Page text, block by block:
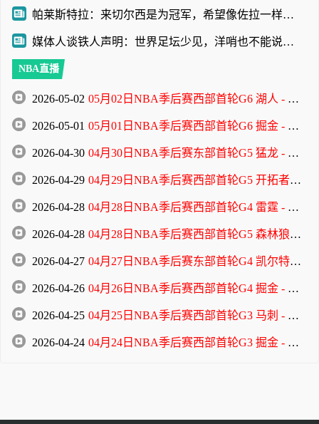
帕莱斯特拉：来切尔西是为冠军，希望像佐拉一样成为蓝军传奇
媒体人谈铁人声明：世界足坛少见，洋哨也不能说判罚就没问题
NBA直播
2026-05-02 05月02日NBA季后赛西部首轮G6 湖人 - 火箭 全场录像
2026-05-01 05月01日NBA季后赛西部首轮G6 掘金 - 森林狼 全场录像
2026-04-30 04月30日NBA季后赛东部首轮G5 猛龙 - 骑士 全场录像
2026-04-29 04月29日NBA季后赛西部首轮G5 开拓者 - 马刺 全场录像
2026-04-28 04月28日NBA季后赛西部首轮G4 雷霆 - 太阳 全场录像
2026-04-28 04月28日NBA季后赛西部首轮G5 森林狼 - 掘金 全场录像
2026-04-27 04月27日NBA季后赛东部首轮G4 凯尔特人 - 76人 全场录像
2026-04-26 04月26日NBA季后赛西部首轮G4 掘金 - 森林狼 全场录像
2026-04-25 04月25日NBA季后赛西部首轮G3 马刺 - 开拓者 全场录像
2026-04-24 04月24日NBA季后赛西部首轮G3 掘金 - 森林狼 全场录像